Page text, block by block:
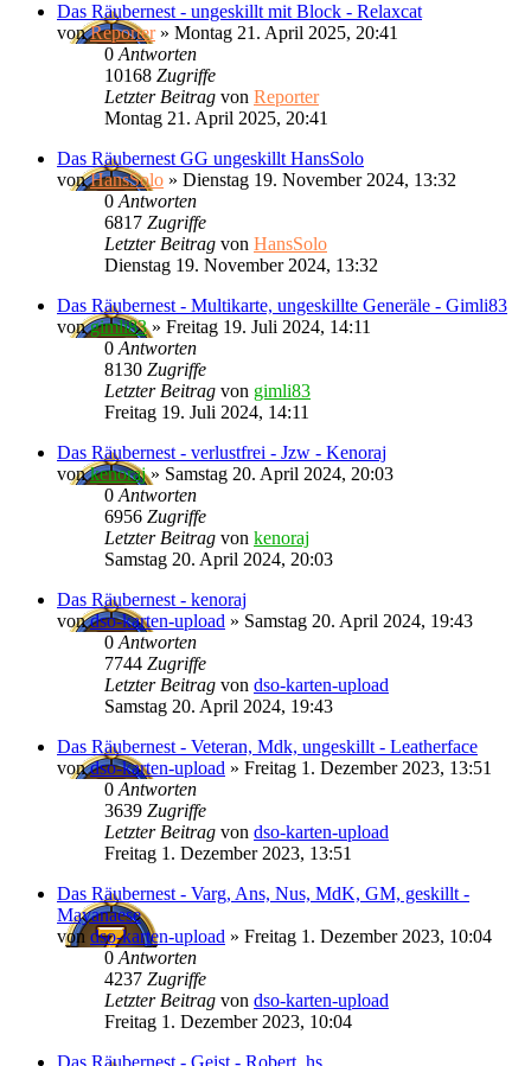
Das Räubernest - ungeskillt mit Block - Relaxcat
vonReporter» Montag 21. April 2025, 20:41
0Antworten
10168 Zugriffe
Letzter Beitrag von Reporter
Montag 21. April 2025, 20:41
Das Räubernest GG ungeskillt HansSolo
vonHansSolo » Dienstag 19. November 2024, 13:32
0Antworten
6817 Zugriffe
Letzter Beitrag von HansSolo
Dienstag 19. November 2024, 13:32
Das Räubernest - Multikarte, ungeskillte Generäle - Gimli83
vongimli83» Freitag 19. Juli 2024, 14:11
0Antworten
8130 Zugriffe
Letzter Beitrag von gimli83
Freitag 19. Juli 2024, 14:11
Das Räubernest - verlustfrei - Jzw - Kenoraj
vonkenoraj» Samstag 20. April 2024, 20:03
0Antworten
6956 Zugriffe
Letzter Beitrag von kenoraj
Samstag 20. April 2024, 20:03
Das Räubernest - kenoraj
vondso-karten-upload » Samstag 20. April 2024, 19:43
0Antworten
7744 Zugriffe
Letzter Beitrag von dso-karten-upload
Samstag 20. April 2024, 19:43
Das Räubernest - Veteran, Mdk, ungeskillt - Leatherface
vondso-karten-upload » Freitag 1. Dezember 2023, 13:51
0Antworten
3639 Zugriffe
Letzter Beitrag von dso-karten-upload
Freitag 1. Dezember 2023, 13:51
Das Räubernest - Varg, Ans, Nus, MdK, GM, geskillt -
Mayanaese
von dso-karten-upload » Freitag 1. Dezember 2023, 10:04
0Antworten
4237 Zugriffe
Letzter Beitrag von dso-karten-upload
Freitag 1. Dezember 2023, 10:04